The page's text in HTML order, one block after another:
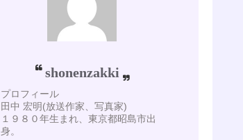
shonenzakki
プロフィール
田中 宏明(放送作家、写真家)
１９８０年生まれ、東京都昭島市出
身。